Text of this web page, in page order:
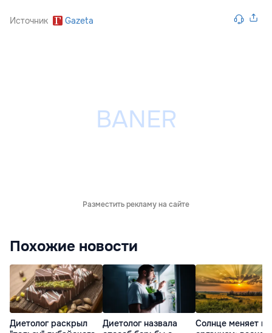
Источник Gazeta
Разместить рекламу на сайте
Похожие новости
Диетолог раскрыл
Диетолог назвала
Солнце меняет